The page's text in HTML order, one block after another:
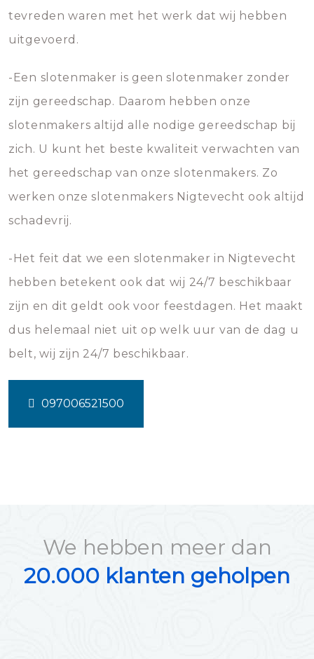
tevreden waren met het werk dat wij hebben
uitgevoerd.
-Een slotenmaker is geen slotenmaker zonder
zijn gereedschap. Daarom hebben onze
slotenmakers altijd alle nodige gereedschap bij
zich. U kunt het beste kwaliteit verwachten van
het gereedschap van onze slotenmakers. Zo
werken onze slotenmakers Nigtevecht ook altijd
schadevrij.
-Het feit dat we een slotenmaker in Nigtevecht
hebben betekent ook dat wij 24/7 beschikbaar
zijn en dit geldt ook voor feestdagen. Het maakt
dus helemaal niet uit op welk uur van de dag u
belt, wij zijn 24/7 beschikbaar.
097006521500
We hebben meer dan
20.000 klanten geholpen